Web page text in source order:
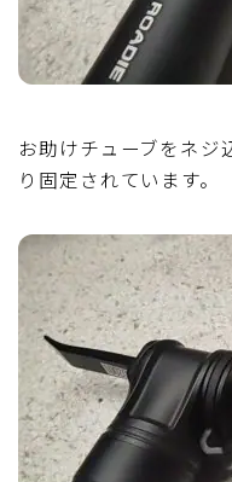
お助けチューブをネジ
り固定されています。